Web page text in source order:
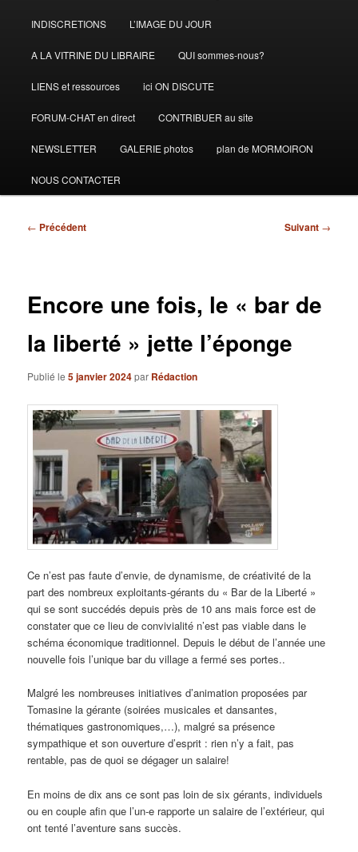
INDISCRETIONS L’IMAGE DU JOUR
A LA VITRINE DU LIBRAIRE QUI sommes-nous?
LIENS et ressources ici ON DISCUTE
FORUM-CHAT en direct CONTRIBUER au site
NEWSLETTER GALERIE photos plan de MORMOIRON
NOUS CONTACTER
Navigation
← Précédent Suivant →
Encore une fois, le « bar de
la liberté » jette l’éponge
Publié le5 janvier 2024par Rédaction
Ce n’est pas faute d’envie, de dynamisme, de créativité de la
part des nombreux exploitants-gérants du « Bar de la Liberté »
qui se sont succédés depuis près de 10 ans mais force est de
constater que ce lieu de convivialité n’est pas viable dans le
schéma économique traditionnel. Depuis le début de l’année une
nouvelle fois l’unique bar du village a fermé ses portes..
Malgré les nombreuses initiatives d’animation proposées par
Tomasine la gérante (soirées musicales et dansantes,
thématiques gastronomiques,…), malgré sa présence
sympathique et son ouverture d’esprit : rien n’y a fait, pas
rentable, pas de quoi se dégager un salaire!
En moins de dix ans ce sont pas loin de six gérants, individuels
ou en couple afin que l’un-e rapporte un salaire de l’extérieur, qui
ont tenté l’aventure sans succès.